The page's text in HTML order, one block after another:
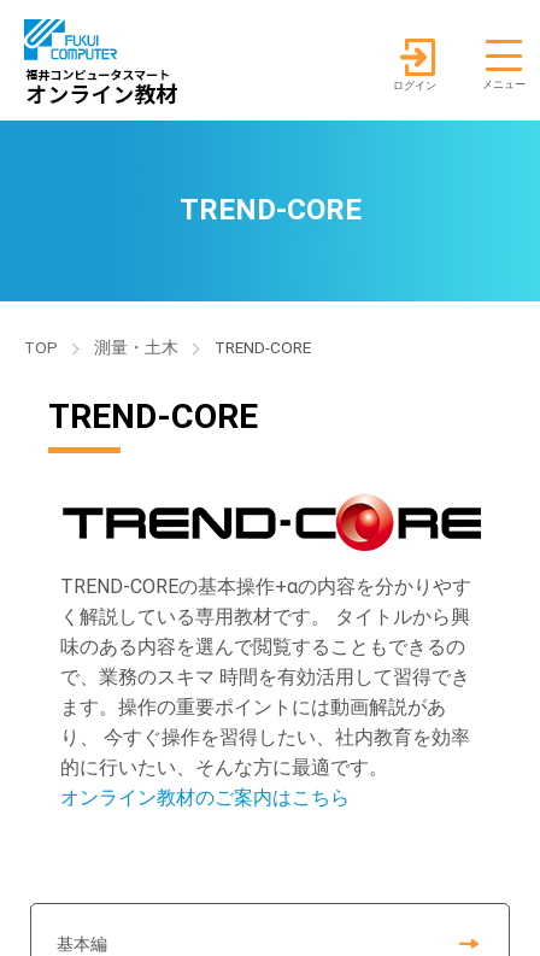
ログイン
TREND-CORE
TOP 測量・土木 TREND-CORE
TREND-CORE
TREND-COREの基本操作+αの内容を分かりやす
く解説している専用教材です。 タイトルから興
味のある内容を選んで閲覧することもできるの
で、業務のスキマ 時間を有効活用して習得でき
ます。操作の重要ポイントには動画解説があ
り、 今すぐ操作を習得したい、社内教育を効率
的に行いたい、そんな方に最適です。
オンライン教材のご案内はこちら
基本編